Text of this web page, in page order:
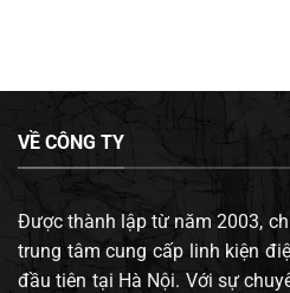
VỀ CÔNG TY
Được thành lập từ năm 2003,
trung tâm cung cấp linh kiện
đầu tiên tại Hà Nội. Với sự